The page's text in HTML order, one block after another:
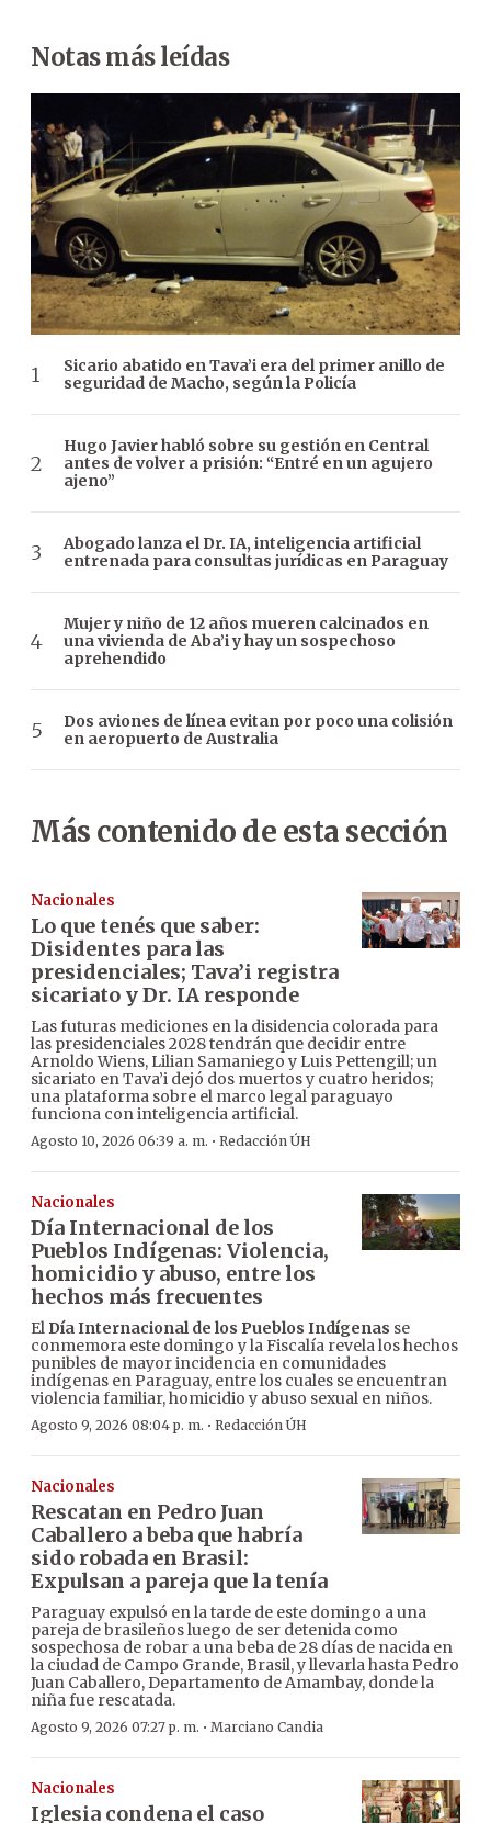
Notas más leídas
Sicario abatido en Tava’i era del primer anillo de
seguridad de Macho, según la Policía
Hugo Javier habló sobre su gestión en Central
antes de volver a prisión: “Entré en un agujero
ajeno”
Abogado lanza el Dr. IA, inteligencia artificial
entrenada para consultas jurídicas en Paraguay
Mujer y niño de 12 años mueren calcinados en
una vivienda de Aba’i y hay un sospechoso
aprehendido
Dos aviones de línea evitan por poco una colisión
en aeropuerto de Australia
Más contenido de esta sección
Nacionales
Lo que tenés que saber:
Disidentes para las
presidenciales; Tava’i registra
sicariato y Dr. IA responde
Las futuras mediciones en la disidencia colorada para
las presidenciales 2028 tendrán que decidir entre
Arnoldo Wiens, Lilian Samaniego y Luis Pettengill; un
sicariato en Tava’i dejó dos muertos y cuatro heridos;
una plataforma sobre el marco legal paraguayo
funciona con inteligencia artificial.
Agosto 10, 2026 06:39 a. m. · Redacción ÚH
Nacionales
Día Internacional de los
Pueblos Indígenas: Violencia,
homicidio y abuso, entre los
hechos más frecuentes
El Día Internacional de los Pueblos Indígenas se
conmemora este domingo y la Fiscalía revela los hechos
punibles de mayor incidencia en comunidades
indígenas en Paraguay, entre los cuales se encuentran
violencia familiar, homicidio y abuso sexual en niños.
Agosto 9, 2026 08:04 p. m. · Redacción ÚH
Nacionales
Rescatan en Pedro Juan
Caballero a beba que habría
sido robada en Brasil:
Expulsan a pareja que la tenía
Paraguay expulsó en la tarde de este domingo a una
pareja de brasileños luego de ser detenida como
sospechosa de robar a una beba de 28 días de nacida en
la ciudad de Campo Grande, Brasil, y llevarla hasta Pedro
Juan Caballero, Departamento de Amambay, donde la
niña fue rescatada.
Agosto 9, 2026 07:27 p. m. · Marciano Candia
Nacionales
Iglesia condena el caso